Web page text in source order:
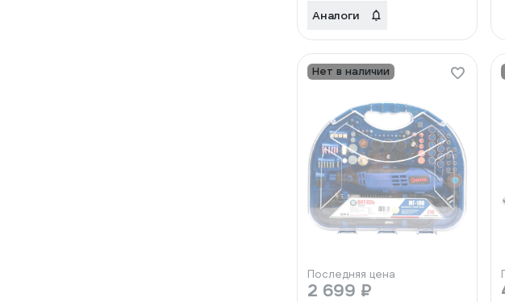
Аналоги
Нет в наличии
Последняя цена
2 699 ₽